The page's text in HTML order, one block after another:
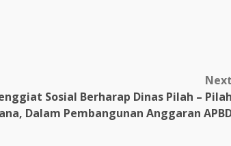
Sosial Berharap Dinas Pilah –
Dalam Pembangunan Anggaran